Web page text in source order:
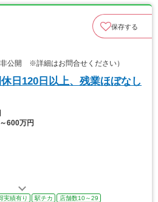
保存する
公開 ※詳細はお問合せください）
日120日以上、残業ほぼなし
600万円
実績有り 駅チカ
店舗数10～29